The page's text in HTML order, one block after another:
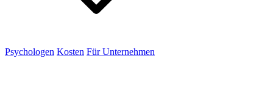
Psychologen Kosten Für Unternehmen